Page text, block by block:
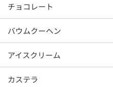
チョコレート
バウムクーヘン
アイスクリーム
カステラ